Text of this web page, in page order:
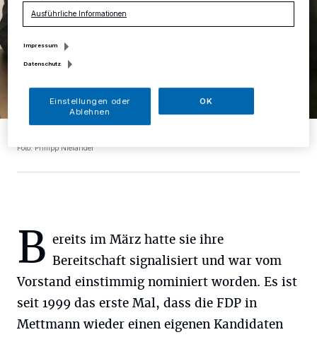
Foto: Philipp Nieländer
B ereits im März hatte sie ihre
Bereitschaft signalisiert und war vom
Vorstand einstimmig nominiert worden. Es ist
seit 1999 das erste Mal, dass die FDP in
Mettmann wieder einen eigenen Kandidaten
Ausführliche Informationen
Impressum
Datenschutz
Einstellungen oder
Ablehnen
OK